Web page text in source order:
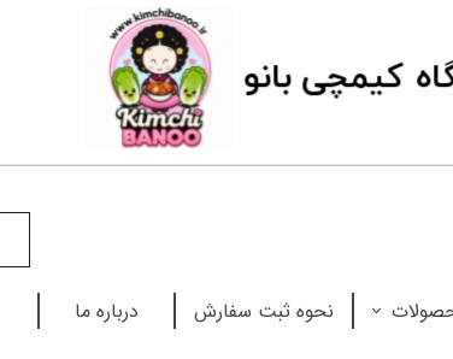
کیمچی بانو
نحوه ثبت سفارش درباره ما